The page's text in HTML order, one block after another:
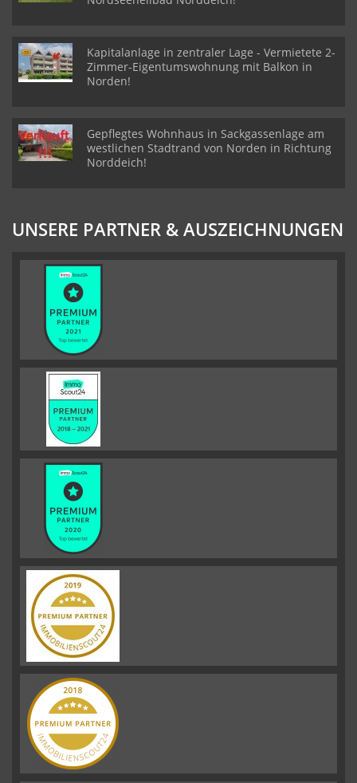
Kapitalanlage in zentraler Lage - Vermietete 2-
Zimmer-Eigentumswohnung mit Balkon in
Norden!
Gepflegtes Wohnhaus in Sackgassenlage am
westlichen Stadtrand von Norden in Richtung
Norddeich!
UNSERE PARTNER & AUSZEICHNUNGEN